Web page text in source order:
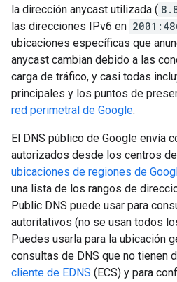
la dirección anycast utilizada (
las direcciones IPv6 en
ubicaciones específicas que
anycast cambian debido a las
carga de tráfico, y casi todas
principales y los puntos de
red perimetral de Google.
El DNS público de Google envía
autorizados desde los centros
ubicaciones de regiones de
una lista de los rangos de
Public DNS puede usar para
autoritativos (no se usan todos
Puedes usarla para la ubicación
consultas de DNS que no tienen
cliente de EDNS (ECS) y para